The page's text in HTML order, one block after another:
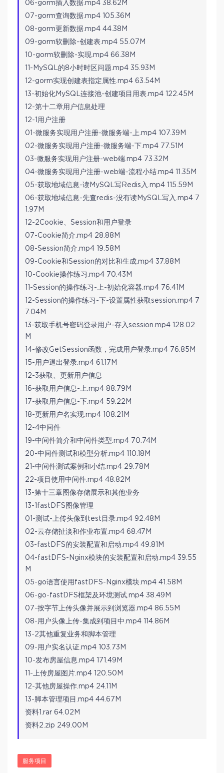
06-gorm插入数据.mp4 38.62M
07-gorm查询数据.mp4 105.36M
08-gorm更新数据.mp4 44.38M
09-gorm软删除-创建表.mp4 55.07M
10-gorm软删除-实现.mp4 66.38M
11-MySQL的8小时时区问题.mp4 35.93M
12-gorm实现创建表指定属性.mp4 63.54M
13-初始化MySQL连接池-创建项目用表.mp4 122.45M
12-第十二章用户信息处理
12-1用户注册
01-微服务实现用户注册-微服务端-上.mp4 107.39M
02-微服务实现用户注册-微服务端-下.mp4 77.51M
03-微服务实现用户注册-web端.mp4 73.32M
04-微服务实现用户注册-web端-流程小结.mp4 11.35M
05-获取地域信息-读MySQL写Redis入.mp4 115.59M
06-获取地域信息-先查redis-没有读MySQL写入.mp4 7
1.97M
12-2Cookie、Session和用户登录
07-Cookie简介.mp4 28.88M
08-Session简介.mp4 19.58M
09-Cookie和Session的对比和生成.mp4 37.88M
10-Cookie操作练习.mp4 70.43M
11-Session的操作练习-上-初始化容器.mp4 76.41M
12-Session的操作练习-下-设置属性获取session.mp4 7
7.04M
13-获取手机号密码登录用户-存入session.mp4 128.02
M
14-修改GetSession函数，完成用户登录.mp4 76.85M
15-用户退出登录.mp4 61.17M
12-3获取、更新用户信息
16-获取用户信息-上.mp4 88.79M
17-获取用户信息-下.mp4 59.22M
18-更新用户名实现.mp4 108.21M
12-4中间件
19-中间件简介和中间件类型.mp4 70.74M
20-中间件测试和模型分析.mp4 110.18M
21-中间件测试案例和小结.mp4 29.78M
22-项目使用中间件.mp4 48.82M
13-第十三章图像存储展示和其他业务
13-1fastDFS图像管理
01-测试-上传头像到test目录.mp4 92.48M
02-云存储扯淡和作业布置.mp4 68.47M
03-fastDFS的安装配置和启动.mp4 49.81M
04-fastDFS-Nginx模块的安装配置和启动.mp4 39.55
M
05-go语言使用fastDFS-Nginx模块.mp4 41.58M
06-go-fastDFS框架及环境测试.mp4 38.49M
07-按字节上传头像并展示到浏览器.mp4 86.55M
08-用户头像上传-集成到项目中.mp4 114.86M
13-2其他重复业务和脚本管理
09-用户实名认证.mp4 103.73M
10-发布房屋信息.mp4 171.49M
11-上传房屋图片.mp4 120.50M
12-其他房屋操作.mp4 24.11M
13-脚本管理项目.mp4 44.67M
资料1.rar 64.02M
资料2.zip 249.00M
服务项目